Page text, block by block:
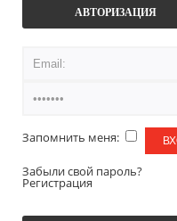
АВТОРИЗАЦИЯ
Запомнить меня:
Забыли свой пароль?
Регистрация